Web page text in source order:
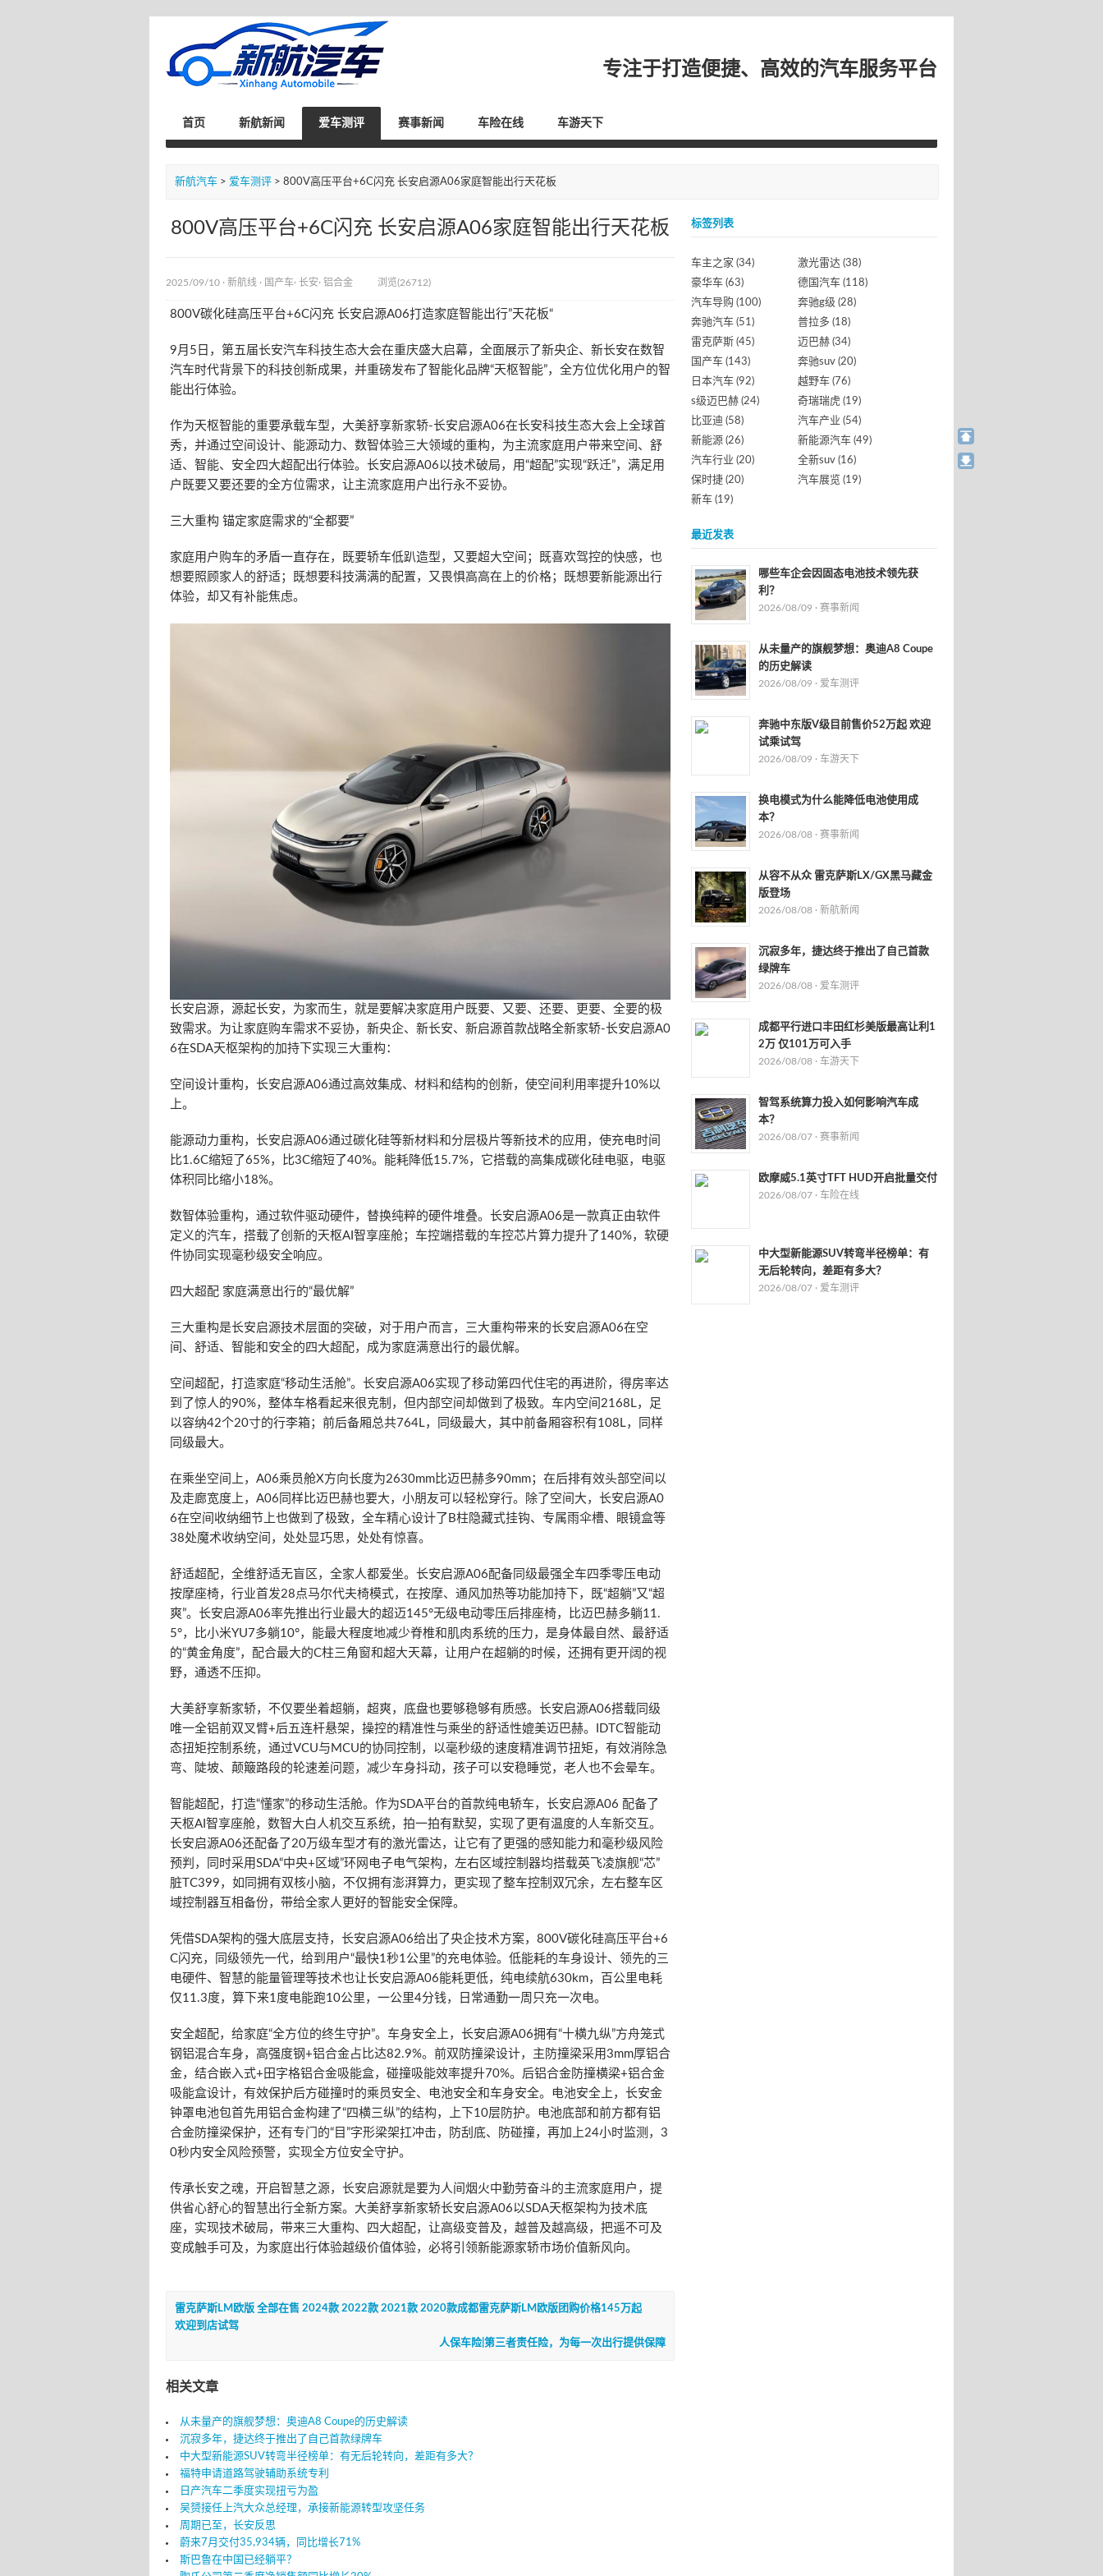
专注于打造便捷、高效的汽车服务平台
首页 新航新闻 爱车测评 赛事新闻 车险在线 车游天下
新航汽车 > 爱车测评 > 800V高压平台+6C闪充 长安启源A06家庭智能出行天花板
800V高压平台+6C闪充 长安启源A06家庭智能出行天花板
2025/09/10 · 新航线 · 国产车· 长安· 铝合金 浏览(26712)
800V碳化硅高压平台+6C闪充 长安启源A06打造家庭智能出行”天花板“
9月5日，第五届长安汽车科技生态大会在重庆盛大启幕，全面展示了新央企、新长安在数智
汽车时代背景下的科技创新成果，并重磅发布了智能化品牌“天枢智能”，全方位优化用户的智
能出行体验。
作为天枢智能的重要承载车型，大美舒享新家轿-长安启源A06在长安科技生态大会上全球首
秀，并通过空间设计、能源动力、数智体验三大领域的重构，为主流家庭用户带来空间、舒
适、智能、安全四大超配出行体验。长安启源A06以技术破局，用“超配”实现“跃迁”，满足用
户既要又要还要的全方位需求，让主流家庭用户出行永不妥协。
三大重构 锚定家庭需求的“全都要”
家庭用户购车的矛盾一直存在，既要轿车低趴造型，又要超大空间；既喜欢驾控的快感，也
想要照顾家人的舒适；既想要科技满满的配置，又畏惧高高在上的价格；既想要新能源出行
体验，却又有补能焦虑。
长安启源，源起长安，为家而生，就是要解决家庭用户既要、又要、还要、更要、全要的极
致需求。为让家庭购车需求不妥协，新央企、新长安、新启源首款战略全新家轿-长安启源A0
6在SDA天枢架构的加持下实现三大重构：
空间设计重构，长安启源A06通过高效集成、材料和结构的创新，使空间利用率提升10%以
上。
能源动力重构，长安启源A06通过碳化硅等新材料和分层极片等新技术的应用，使充电时间
比1.6C缩短了65%，比3C缩短了40%。能耗降低15.7%，它搭载的高集成碳化硅电驱，电驱
体积同比缩小18%。
数智体验重构，通过软件驱动硬件，替换纯粹的硬件堆叠。长安启源A06是一款真正由软件
定义的汽车，搭载了创新的天枢AI智享座舱；车控端搭载的车控芯片算力提升了140%，软硬
件协同实现毫秒级安全响应。
四大超配 家庭满意出行的“最优解”
三大重构是长安启源技术层面的突破，对于用户而言，三大重构带来的长安启源A06在空
间、舒适、智能和安全的四大超配，成为家庭满意出行的最优解。
空间超配，打造家庭“移动生活舱”。长安启源A06实现了移动第四代住宅的再进阶，得房率达
到了惊人的90%，整体车格看起来很克制，但内部空间却做到了极致。车内空间2168L，足
以容纳42个20寸的行李箱；前后备厢总共764L，同级最大，其中前备厢容积有108L，同样
同级最大。
在乘坐空间上，A06乘员舱X方向长度为2630mm比迈巴赫多90mm；在后排有效头部空间以
及走廊宽度上，A06同样比迈巴赫也要大，小朋友可以轻松穿行。除了空间大，长安启源A0
6在空间收纳细节上也做到了极致，全车精心设计了B柱隐藏式挂钩、专属雨伞槽、眼镜盒等
38处魔术收纳空间，处处显巧思，处处有惊喜。
舒适超配，全维舒适无盲区，全家人都爱坐。长安启源A06配备同级最强全车四季零压电动
按摩座椅，行业首发28点马尔代夫椅模式，在按摩、通风加热等功能加持下，既“超躺”又“超
爽”。长安启源A06率先推出行业最大的超迈145°无级电动零压后排座椅，比迈巴赫多躺11.
5°，比小米YU7多躺10°，能最大程度地减少脊椎和肌肉系统的压力，是身体最自然、最舒适
的“黄金角度”，配合最大的C柱三角窗和超大天幕，让用户在超躺的时候，还拥有更开阔的视
野，通透不压抑。
大美舒享新家轿，不仅要坐着超躺，超爽，底盘也要够稳够有质感。长安启源A06搭载同级
唯一全铝前双叉臂+后五连杆悬架，操控的精准性与乘坐的舒适性媲美迈巴赫。IDTC智能动
态扭矩控制系统，通过VCU与MCU的协同控制，以毫秒级的速度精准调节扭矩，有效消除急
弯、陡坡、颠簸路段的轮速差问题，减少车身抖动，孩子可以安稳睡觉，老人也不会晕车。
智能超配，打造“懂家”的移动生活舱。作为SDA平台的首款纯电轿车，长安启源A06 配备了
天枢AI智享座舱，数智大白人机交互系统，拍一拍有默契，实现了更有温度的人车新交互。
长安启源A06还配备了20万级车型才有的激光雷达，让它有了更强的感知能力和毫秒级风险
预判，同时采用SDA“中央+区域”环网电子电气架构，左右区域控制器均搭载英飞凌旗舰“芯”
脏TC399，如同拥有双核小脑，不仅拥有澎湃算力，更实现了整车控制双冗余，左右整车区
域控制器互相备份，带给全家人更好的智能安全保障。
凭借SDA架构的强大底层支持，长安启源A06给出了央企技术方案，800V碳化硅高压平台+6
C闪充，同级领先一代，给到用户“最快1秒1公里”的充电体验。低能耗的车身设计、领先的三
电硬件、智慧的能量管理等技术也让长安启源A06能耗更低，纯电续航630km，百公里电耗
仅11.3度，算下来1度电能跑10公里，一公里4分钱，日常通勤一周只充一次电。
安全超配，给家庭“全方位的终生守护”。车身安全上，长安启源A06拥有“十横九纵”方舟笼式
钢铝混合车身，高强度钢+铝合金占比达82.9%。前双防撞梁设计，主防撞梁采用3mm厚铝合
金，结合嵌入式+田字格铝合金吸能盒，碰撞吸能效率提升70%。后铝合金防撞横梁+铝合金
吸能盒设计，有效保护后方碰撞时的乘员安全、电池安全和车身安全。电池安全上，长安金
钟罩电池包首先用铝合金构建了“四横三纵”的结构，上下10层防护。电池底部和前方都有铝
合金防撞梁保护，还有专门的“目”字形梁架扛冲击，防刮底、防碰撞，再加上24小时监测，3
0秒内安全风险预警，实现全方位安全守护。
传承长安之魂，开启智慧之源，长安启源就是要为人间烟火中勤劳奋斗的主流家庭用户，提
供省心舒心的智慧出行全新方案。大美舒享新家轿长安启源A06以SDA天枢架构为技术底
座，实现技术破局，带来三大重构、四大超配，让高级变普及，越普及越高级，把遥不可及
变成触手可及，为家庭出行体验越级价值体验，必将引领新能源家轿市场价值新风向。
雷克萨斯LM欧版 全部在售 2024款 2022款 2021款 2020款成都雷克萨斯LM欧版团购价格145万起
欢迎到店试驾
人保车险|第三者责任险，为每一次出行提供保障
相关文章
从未量产的旗舰梦想：奥迪A8 Coupe的历史解读
沉寂多年，捷达终于推出了自己首款绿牌车
中大型新能源SUV转弯半径榜单：有无后轮转向，差距有多大？
福特申请道路驾驶辅助系统专利
日产汽车二季度实现扭亏为盈
吴赟接任上汽大众总经理，承接新能源转型攻坚任务
周期已至，长安反思
蔚来7月交付35,934辆，同比增长71%
斯巴鲁在中国已经躺平？
标签列表
车主之家 (34) 激光雷达 (38)
豪华车 (63) 德国汽车 (118)
汽车导购 (100) 奔驰g级 (28)
奔驰汽车 (51) 普拉多 (18)
雷克萨斯 (45) 迈巴赫 (34)
国产车 (143) 奔驰suv (20)
日本汽车 (92) 越野车 (76)
s级迈巴赫 (24) 奇瑞瑞虎 (19)
比亚迪 (58) 汽车产业 (54)
新能源 (26) 新能源汽车 (49)
汽车行业 (20) 全新suv (16)
保时捷 (20) 汽车展览 (19)
新车 (19)
最近发表
哪些车企会因固态电池技术领先获
利？
2026/08/09 · 赛事新闻
从未量产的旗舰梦想：奥迪A8 Coupe
的历史解读
2026/08/09 · 爱车测评
奔驰中东版V级目前售价52万起 欢迎
试乘试驾
2026/08/09 · 车游天下
换电模式为什么能降低电池使用成
本？
2026/08/08 · 赛事新闻
从容不从众 雷克萨斯LX/GX黑马藏金
版登场
2026/08/08 · 新航新闻
沉寂多年，捷达终于推出了自己首款
绿牌车
2026/08/08 · 爱车测评
成都平行进口丰田红杉美版最高让利1
2万 仅101万可入手
2026/08/08 · 车游天下
智驾系统算力投入如何影响汽车成
本？
2026/08/07 · 赛事新闻
欧摩威5.1英寸TFT HUD开启批量交付
2026/08/07 · 车险在线
中大型新能源SUV转弯半径榜单：有
无后轮转向，差距有多大？
2026/08/07 · 爱车测评